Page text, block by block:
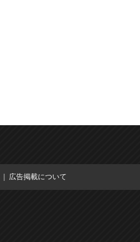
広告掲載について